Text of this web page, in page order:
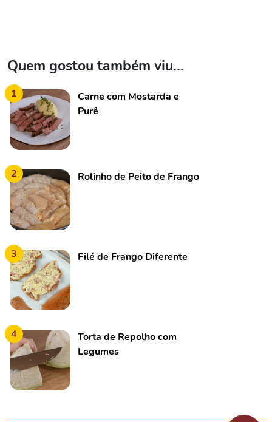
Quem gostou também viu...
1
Carne com Mostarda e
Purê
2 Rolinho de Peito de Frango
3 Filé de Frango Diferente
4
Torta de Repolho com
Legumes